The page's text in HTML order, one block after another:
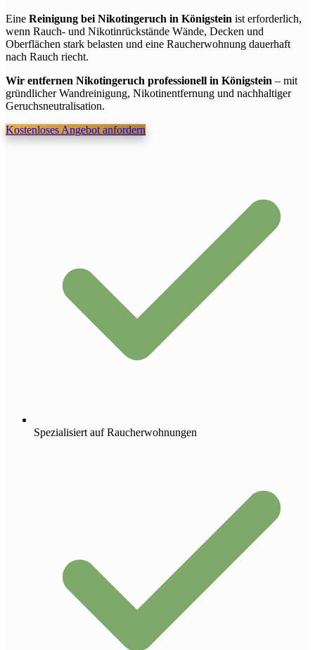
Eine Reinigung bei Nikotingeruch in Königstein ist erforderlich,
wenn Rauch- und Nikotinrückstände Wände, Decken und
Oberflächen stark belasten und eine Raucherwohnung dauerhaft
nach Rauch riecht.
Wir entfernen Nikotingeruch professionell in Königstein – mit
gründlicher Wandreinigung, Nikotinentfernung und nachhaltiger
Geruchsneutralisation.
Kostenloses Angebot anfordern
Spezialisiert auf Raucherwohnungen